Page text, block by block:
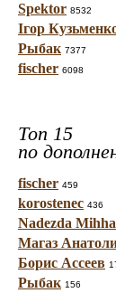
Spektor 8532
Ігор
Рыбак 7377
fischer 6098
Топ 15
по
fischer 459
korostenec 436
Nadezda
Магаз
Борис Ассеев
Рыбак 156